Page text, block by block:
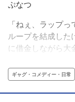
ぷなつ
「ねぇ、ラップ
ループを結成した
に借金しながら大
コ親友コンビ冴
人はみんなニワカ
ちゃうの!?ナゾの
ないラップ日常４
ギャグ・コメディー・日常